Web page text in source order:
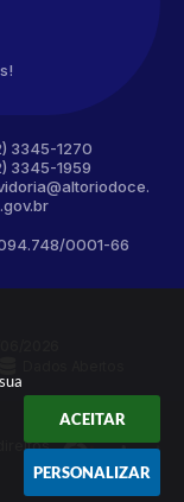
ACEITAR
PERSONALIZAR
3345-1270
3345-1959
0001-66
2026